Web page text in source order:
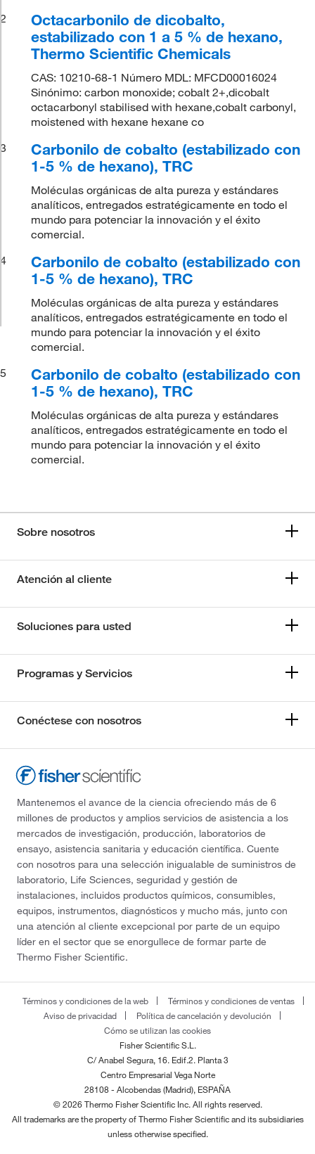
2
Octacarbonilo de dicobalto,
estabilizado con 1 a 5 % de hexano,
Thermo Scientific Chemicals
CAS: 10210-68-1 Número MDL: MFCD00016024
Sinónimo: carbon monoxide; cobalt 2+,dicobalt
octacarbonyl stabilised with hexane,cobalt carbonyl,
moistened with hexane hexane co
3
Carbonilo de cobalto (estabilizado con
1-5 % de hexano), TRC
Moléculas orgánicas de alta pureza y estándares
analíticos, entregados estratégicamente en todo el
mundo para potenciar la innovación y el éxito
comercial.
4
Carbonilo de cobalto (estabilizado con
1-5 % de hexano), TRC
Moléculas orgánicas de alta pureza y estándares
analíticos, entregados estratégicamente en todo el
mundo para potenciar la innovación y el éxito
comercial.
5
Carbonilo de cobalto (estabilizado con
1-5 % de hexano), TRC
Moléculas orgánicas de alta pureza y estándares
analíticos, entregados estratégicamente en todo el
mundo para potenciar la innovación y el éxito
comercial.
Sobre nosotros
Atención al cliente
Soluciones para usted
Programas y Servicios
Conéctese con nosotros
Mantenemos el avance de la ciencia ofreciendo más de 6
millones de productos y amplios servicios de asistencia a los
mercados de investigación, producción, laboratorios de
ensayo, asistencia sanitaria y educación científica. Cuente
con nosotros para una selección inigualable de suministros de
laboratorio, Life Sciences, seguridad y gestión de
instalaciones, incluidos productos químicos, consumibles,
equipos, instrumentos, diagnósticos y mucho más, junto con
una atención al cliente excepcional por parte de un equipo
líder en el sector que se enorgullece de formar parte de
Thermo Fisher Scientific.
Términos y condiciones de la web
Términos y condiciones de ventas
Aviso de privacidad
Política de cancelación y devolución
Cómo se utilizan las cookies
Fisher Scientific S.L.
C/ Anabel Segura, 16. Edif.2. Planta 3
Centro Empresarial Vega Norte
28108 - Alcobendas (Madrid), ESPAÑA
© 2026 Thermo Fisher Scientific Inc. All rights reserved.
All trademarks are the property of Thermo Fisher Scientific and its subsidiaries
unless otherwise specified.